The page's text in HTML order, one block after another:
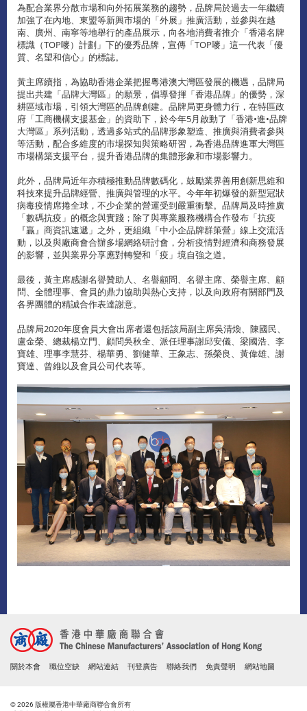
為配合業界分散市場和向外拓展業務的趨勢，品牌局於過去一年繼續
加強了在內地、東盟等新興市場的「外展」推廣活動，並參與在越
南、廣州、南寧等地舉行的產品展示，向各地消費者推介「香港名牌
標識（TOP嘜）計劃」下的優秀品牌，宣傳「TOP嘜」這一代表「優
質、名望和信心」的標誌。
黃主席續指，為協助香港企業把握粵港澳大灣區發展的機遇，品牌局
提出共建「品牌大灣區」的願景，倡導發揮「香港品牌」的優勢，深
耕區域市場，引領大灣區的品牌創建。品牌局更身體力行，在特區政
府「工商機構支援基金」的資助下，於今年5月啟動了「香港•進•品牌
大灣區」系列活動，透過多站式的品牌形象塑造、推廣與消費者參與
等活動，配合多維度的市場探知與策略研習，為香港品牌進軍大灣區
市場構築支援平台，提升香港品牌的集體形象和市場影響力。
此外，品牌局近年亦積極推動品牌數碼化，鼓勵業界善用創新思維和
科技來提升品牌經營、推廣與管理的水平。今年年初爆發的新型冠狀
病毒疫情席捲全球，不少企業的營運受到嚴重衝擊。品牌局及時推廣
「數碼抗疫」的概念與實踐；除了與專業服務機構合作發布「抗疫
『贏』商資訊速遞」之外，更組織「中小企品牌群策營」線上交流活
動，以及與廠商會合辦多場網絡研討會，分析疫情對經濟和商務發展
的影響，並與業界分享應對轉變和「疫」境自強之道。
最後，黃主席感謝名譽贊助人、名譽顧問、名譽主席、榮譽主席、顧
問、全體理事、會員的鼎力協助與熱心支持，以及向政府有關部門及
各界團體的精誠合作表達謝意。
品牌局2020年度會員大會出席者還包括該局副主席吳清煥、陳國民、
盧金榮、總裁楊立門、顧問吳秋全、派任理事謝邱安儀、梁國浩、李
寶雄、理事李慧芬、楊華勇、劉健華、王象志、孫榮良、黃偉雄、謝
寶達、曾維以及會員公司代表等。
關於本會 職位空缺 網站連結 刊登廣告 聯絡我們 免責聲明 網站地圖
© 2026 版權屬香港中華廠商聯合會所有